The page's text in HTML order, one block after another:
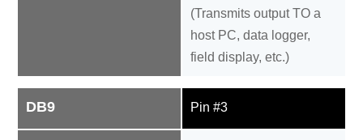
(Transmits output TO a
host PC, data logger,
field display, etc.)
DB9 Pin #3